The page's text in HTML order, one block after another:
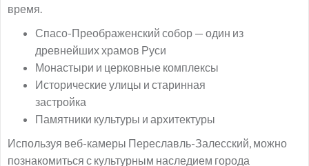
время.
Спасо-Преображенский собор — один из
древнейших храмов Руси
Монастыри и церковные комплексы
Исторические улицы и старинная
застройка
Памятники культуры и архитектуры
Используя веб-камеры Переславль-Залесский, можно
познакомиться с культурным наследием города